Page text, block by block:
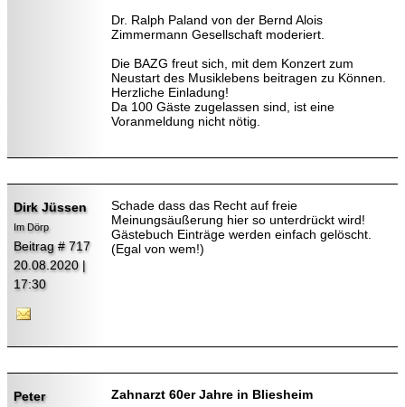
Dr. Ralph Paland von der Bernd Alois
Zimmermann Gesellschaft moderiert.
Die BAZG freut sich, mit dem Konzert zum
Neustart des Musiklebens beitragen zu Können.
Herzliche Einladung!
Da 100 Gäste zugelassen sind, ist eine
Voranmeldung nicht nötig.
Dirk Jüssen
Im Dörp
Beitrag # 717
20.08.2020 |
17:30
Schade dass das Recht auf freie
Meinungsäußerung hier so unterdrückt wird!
Gästebuch Einträge werden einfach gelöscht.
(Egal von wem!)
Peter
Zahnarzt 60er Jahre in Bliesheim